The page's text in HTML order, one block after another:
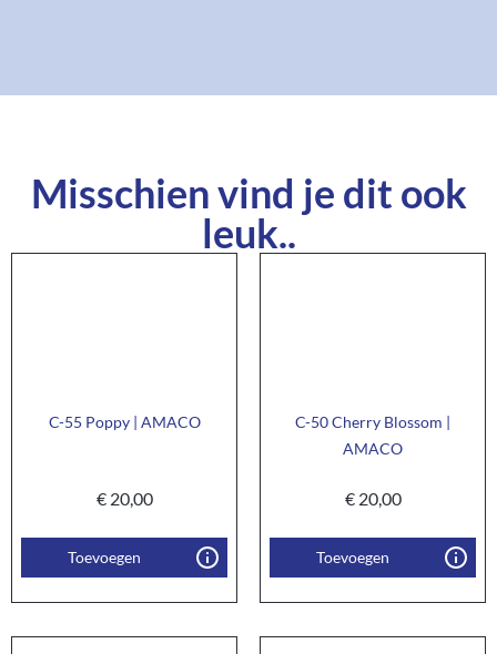
Misschien vind je dit ook
leuk..
C-55 Poppy | AMACO
€20,00
Toevoegen
C-50 Cherry Blossom |
AMACO
€20,00
Toevoegen